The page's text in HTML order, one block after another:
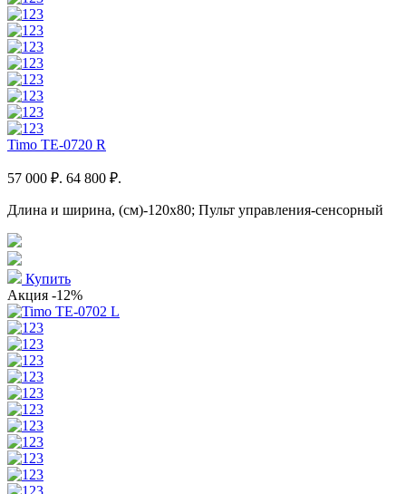
Timo TE-0720 R
57 000 ₽. 64 800 ₽.
Длина и ширина, (см)-120x80; Пульт управления-сенсорный
Купить
Акция -12%